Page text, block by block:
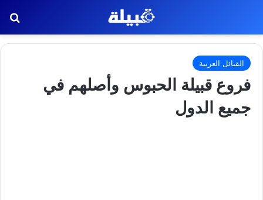
القبائل العربية
فروع قبيلة الحبوس وأصلهم في
جميع الدول